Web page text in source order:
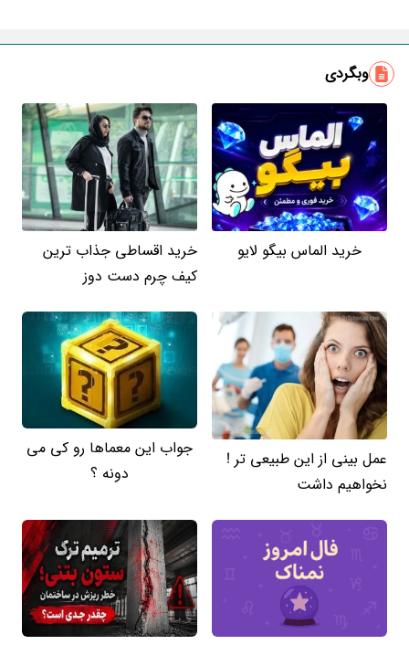
وبگردی
خرید الماس بیگو لایو
خرید اقساطی جذاب ترین
کیف چرم دست دوز
عمل بینی از این طبیعی تر !
نخواهیم داشت
جواب این معماها رو کی می
دونه ؟